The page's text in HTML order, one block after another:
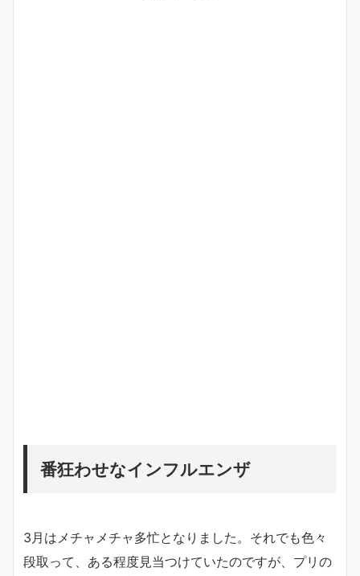
番狂わせなインフルエンザ
3月はメチャメチャ多忙となりました。それでも色々
段取って、ある程度見当つけていたのですが、プリの